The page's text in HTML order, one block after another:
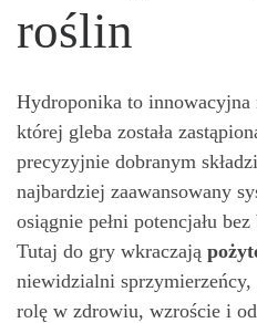
roślin
Hydroponika to
której gleba została
precyzyjnie dobranym
najbardziej zaawansowany
osiągnie pełni potencjału
Tutaj do gry wkraczają
niewidzialni
rolę w zdrowiu, wzroście i